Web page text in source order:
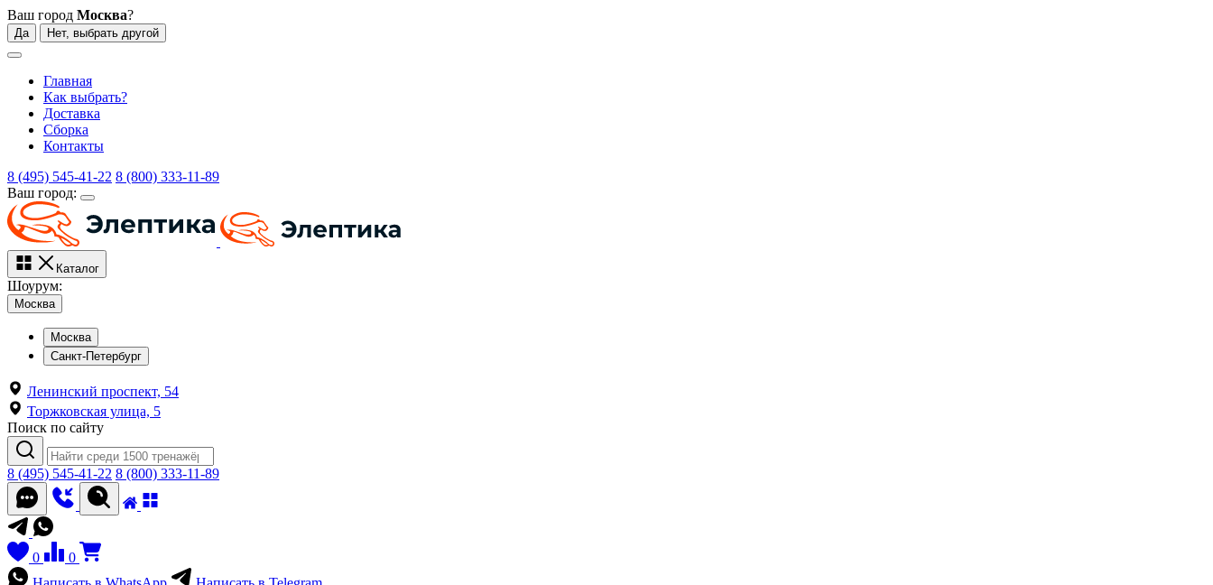
Ваш город Москва?
Да Нет, выбрать другой
Главная
Как выбрать?
Доставка
Сборка
Контакты
8 (495) 545-41-22 8 (800) 333-11-89
Ваш город:
Каталог
Шоурум:
Москва
Москва
Санкт-Петербург
Ленинский проспект, 54
Торжковская улица, 5
Поиск по сайту
8 (495) 545-41-22 8 (800) 333-11-89
0
0